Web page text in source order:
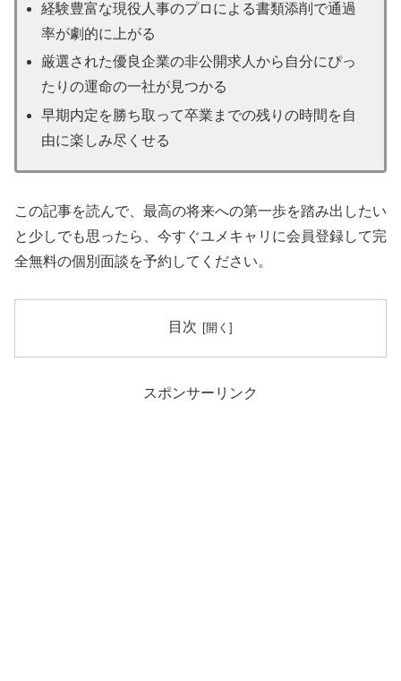
経験豊富な現役人事のプロによる書類添削で通過
率が劇的に上がる
厳選された優良企業の非公開求人から自分にぴっ
たりの運命の一社が見つかる
早期内定を勝ち取って卒業までの残りの時間を自
由に楽しみ尽くせる
この記事を読んで、最高の将来への第一歩を踏み出したい
と少しでも思ったら、今すぐユメキャリに会員登録して完
全無料の個別面談を予約してください。
目次
スポンサーリンク